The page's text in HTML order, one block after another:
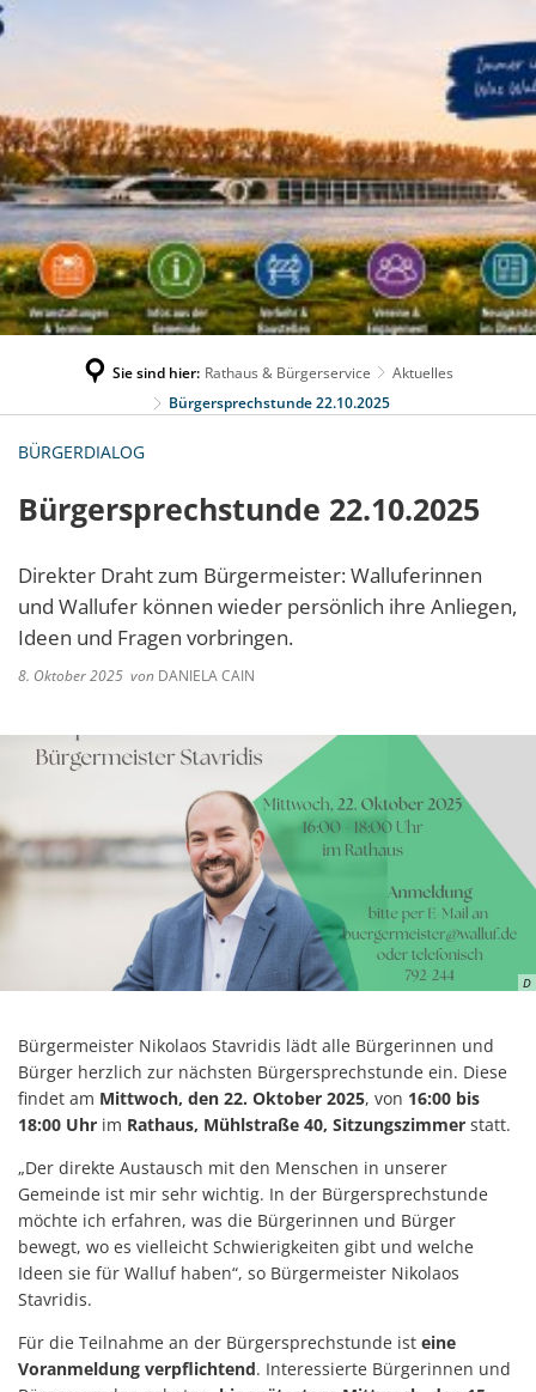
Sie sind hier: Rathaus & Bürgerservice
Aktuelles
Bürgersprechstunde 22.10.2025
BÜRGERDIALOG
Bürgersprechstunde 22.10.2025
Direkter Draht zum Bürgermeister: Walluferinnen
und Wallufer können wieder persönlich ihre Anliegen,
Ideen und Fragen vorbringen.
8. Oktober 2025 von DANIELA CAIN
D
Bürgermeister Nikolaos Stavridis lädt alle Bürgerinnen und
Bürger herzlich zur nächsten Bürgersprechstunde ein. Diese
findet am Mittwoch, den 22. Oktober 2025, von 16:00 bis
18:00 Uhr im Rathaus, Mühlstraße 40, Sitzungszimmer statt.
„Der direkte Austausch mit den Menschen in unserer
Gemeinde ist mir sehr wichtig. In der Bürgersprechstunde
möchte ich erfahren, was die Bürgerinnen und Bürger
bewegt, wo es vielleicht Schwierigkeiten gibt und welche
Ideen sie für Walluf haben“, so Bürgermeister Nikolaos
Stavridis.
Für die Teilnahme an der Bürgersprechstunde ist eine
Voranmeldung verpflichtend. Interessierte Bürgerinnen und